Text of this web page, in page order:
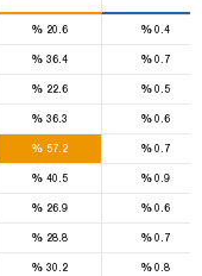
% 20.6 %0.4
% 36.4 %0.7
% 22.6 %0.5
% 36.3 %0.6
% 57.2 %0.7
% 40.5 %0.9
% 26.9 %0.6
% 28.8 %0.7
% 30.2 %0.8